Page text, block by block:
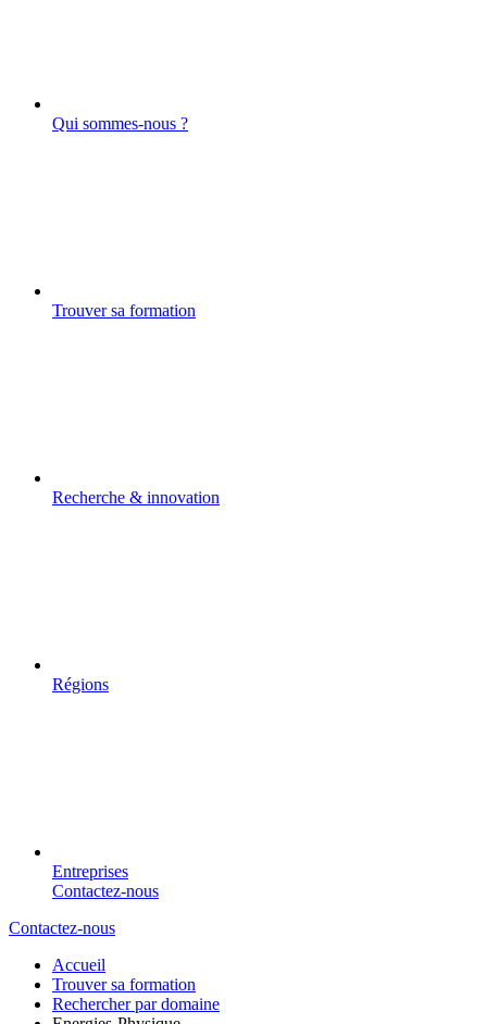
Qui sommes-nous ?
Trouver sa formation
Recherche & innovation
Régions
Entreprises
Contactez-nous
Contactez-nous
Accueil
Trouver sa formation
Rechercher par domaine